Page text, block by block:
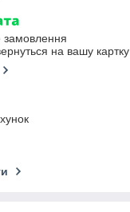
замовлення
на вашу картку